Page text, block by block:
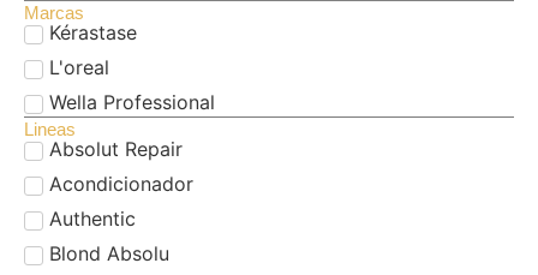
Marcas
Kérastase
L'oreal
Wella Professional
Lineas
Absolut Repair
Acondicionador
Authentic
Blond Absolu